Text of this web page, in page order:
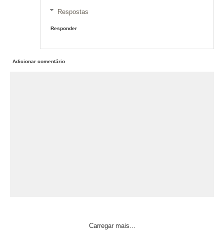
Respostas
Responder
Adicionar comentário
Carregar mais...